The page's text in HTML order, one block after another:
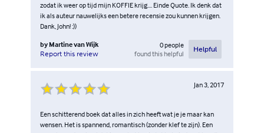
zodat ik weer op tijd mijn KOFFIE krijg.... Einde Quote. Ik denk dat
ik als auteur nauwelijks een betere recensie zou kunnen krijgen.
Dank, John! :))
by Martine van Wijk
Report this review
0people
found this helpful
Helpful
Jan 3, 2017
Een schitterend boek dat alles in zich heeft wat je je maar kan
wensen. Het is spannend, romantisch (zonder klef te zijn). Een